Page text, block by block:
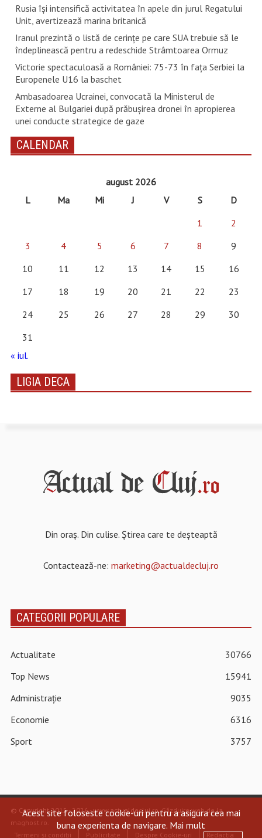
Rusia își intensifică activitatea în apele din jurul Regatului
Unit, avertizează marina britanică
Iranul prezintă o listă de cerinţe pe care SUA trebuie să le
îndeplinească pentru a redeschide Strâmtoarea Ormuz
Victorie spectaculoasă a României: 75-73 în fața Serbiei la
Europenele U16 la baschet
Ambasadoarea Ucrainei, convocată la Ministerul de
Externe al Bulgariei după prăbușirea dronei în apropierea
unei conducte strategice de gaze
CALENDAR
august 2026
L
Ma Mi J V S
D
1
2
3
4 5 6 7 8
9
10
11 12 13 14 15
16
17
18 19 20 21 22
23
24
25 26 27 28 29
30
31
« iul.
LIGIA DECA
Din oraș. Din culise. Știrea care te deșteaptă
Contactează-ne: marketing@actualdecluj.ro
CATEGORII POPULARE
Actualitate
30766
Top News
15941
Administrație
9035
Economie
6316
Sport
3757
© Copyright 2015 - 2026 - www.actualdecluj.ro.Găzduire web de la
maghost.ro.
Termeni și condiții
Publicitate Despre Cookie-uri Redacția
Acest site foloseste cookie-uri pentru a asigura cea mai
buna experienta de navigare. Mai mult